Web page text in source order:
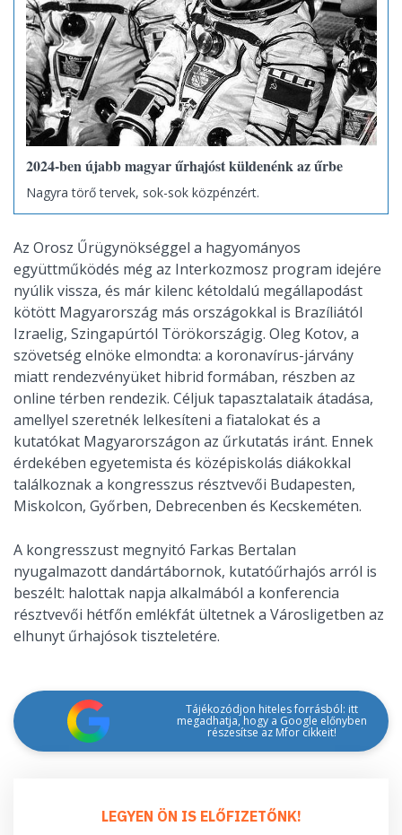
2024-ben újabb magyar űrhajóst küldenénk az űrbe
Nagyra törő tervek, sok-sok közpénzért.
Az Orosz Űrügynökséggel a hagyományos
együttműködés még az Interkozmosz program idejére
nyúlik vissza, és már kilenc kétoldalú megállapodást
kötött Magyarország más országokkal is Brazíliától
Izraelig, Szingapúrtól Törökországig. Oleg Kotov, a
szövetség elnöke elmondta: a koronavírus-járvány
miatt rendezvényüket hibrid formában, részben az
online térben rendezik. Céljuk tapasztalataik átadása,
amellyel szeretnék lelkesíteni a fiatalokat és a
kutatókat Magyarországon az űrkutatás iránt. Ennek
érdekében egyetemista és középiskolás diákokkal
találkoznak a kongresszus résztvevői Budapesten,
Miskolcon, Győrben, Debrecenben és Kecskeméten.
A kongresszust megnyitó Farkas Bertalan
nyugalmazott dandártábornok, kutatóűrhajós arról is
beszélt: halottak napja alkalmából a konferencia
résztvevői hétfőn emlékfát ültetnek a Városligetben az
elhunyt űrhajósok tiszteletére.
Tájékozódjon hiteles forrásból: itt
megadhatja, hogy a Google előnyben
részesítse az Mfor cikkeit!
LEGYEN ÖN IS ELŐFIZETŐNK!